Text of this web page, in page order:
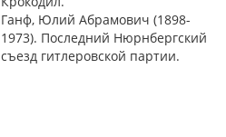
Ганф, Юлий Абрамович (1898-
1973). Последний Нюрнбергский
съезд гитлеровской партии.